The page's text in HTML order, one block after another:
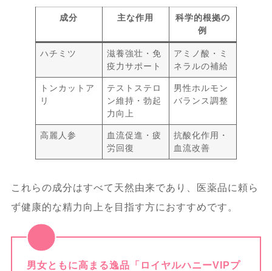
開発 – 研究開発の最新情報と今後期待で
きる効果向上策
9.3.健康志向と自然由来成分の重要性 –
天然成分への注目度と市場競争力の強化
9.4. 将来的な法規制と安全基準の変化予
測 – 規制動向と製品安全性強化のポイン
成分 主な作用
科学的根拠の
例
ハチミツ
滋養強壮・免
疫力サポート
アミノ酸・ミ
ネラルの補給
トンカットア
リ
テストステロ
ン維持・勃起
力向上
男性ホルモン
バランス調整
高麗人参
血流促進・疲
労回復
抗酸化作用・
血流改善
これらの成分はすべて天然由来であり、医薬品に頼ら
ず健康的な精力向上を目指す方におすすめです。
男女ともに高まる逸品「ロイヤルハニーVIPプ